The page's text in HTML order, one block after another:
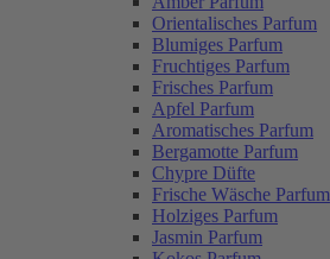
Orientalisches Parfum
Blumiges Parfum
Fruchtiges Parfum
Frisches Parfum
Apfel Parfum
Aromatisches Parfum
Bergamotte Parfum
Chypre Düfte
Frische Wäsche Parfum
Holziges Parfum
Jasmin Parfum